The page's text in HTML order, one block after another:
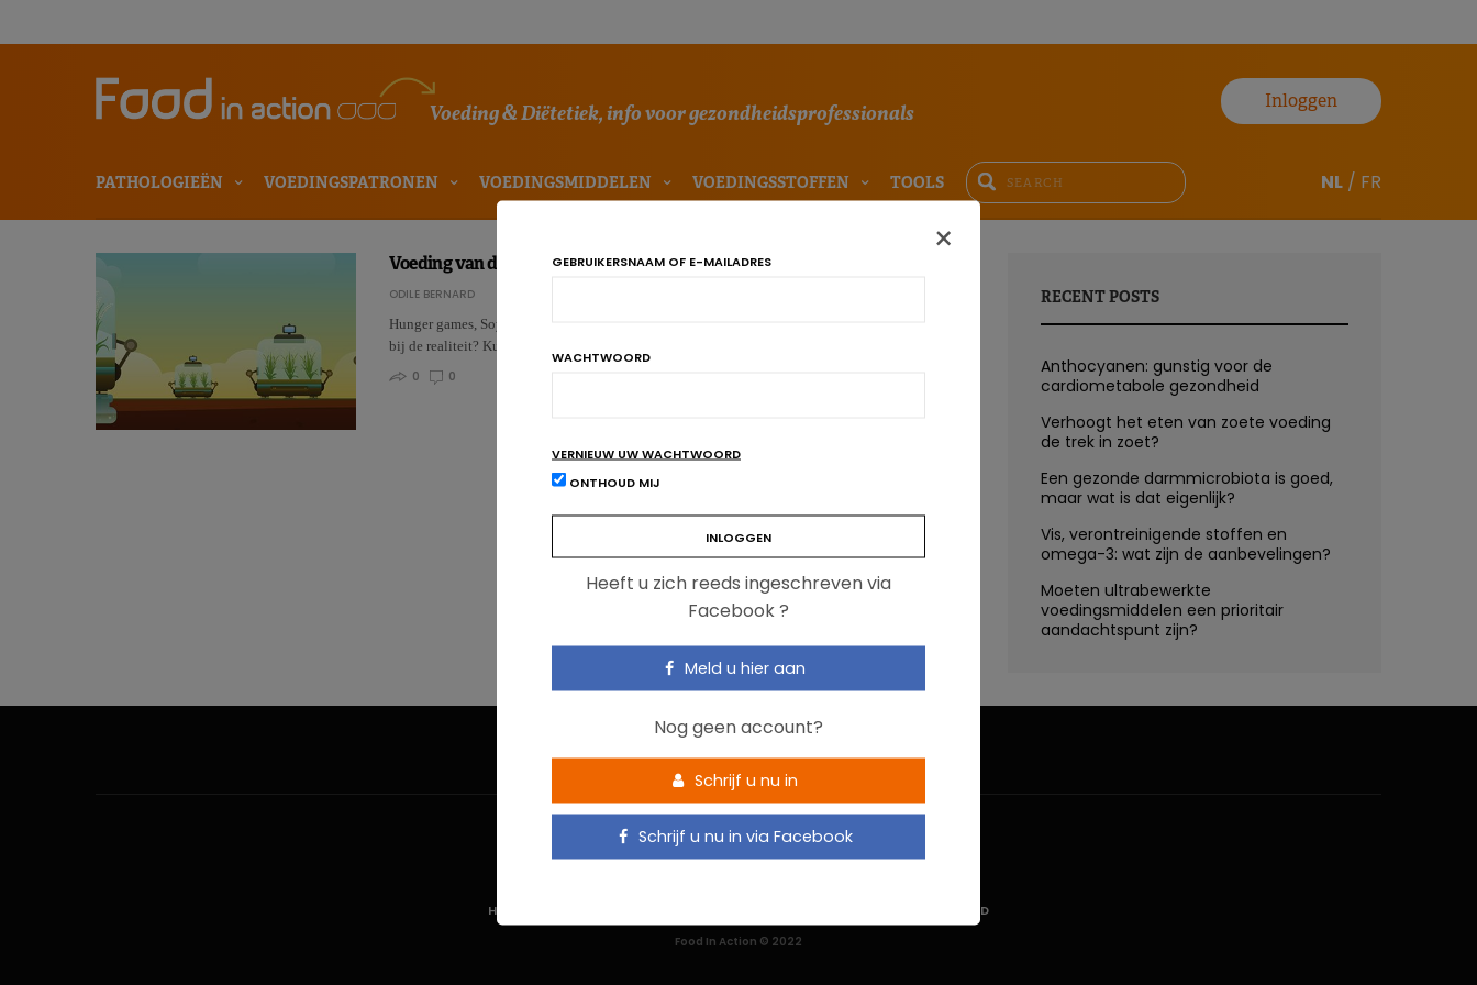
Voeding & Diëtetiek, info voor gezondheidsprofessionals
Inloggen
PATHOLOGIEËN VOEDINGSPATRONEN VOEDINGSMIDDELEN VOEDINGSSTOFFEN TOOLS NL / FR
Voeding van de toekomst: science fiction op ons bord
ODILE BERNARD
Hunger games, Soylent Green, Eraserhead,… Hoe dicht staan science fiction films en boeken
bij de realiteit? Kunnen ze ons iets leren over voeding van de to…
0
0
RECENT POSTS
Anthocyanen: gunstig voor de
cardiometabole gezondheid
Verhoogt het eten van zoete voeding
de trek in zoet?
Een gezonde darmmicrobiota is goed,
maar wat is dat eigenlijk?
Vis, verontreinigende stoffen en
omega-3: wat zijn de aanbevelingen?
Moeten ultrabewerkte
voedingsmiddelen een prioritair
aandachtspunt zijn?
×
GEBRUIKERSNAAM OF E-MAILADRES
WACHTWOORD
VERNIEUW UW WACHTWOORD
ONTHOUD MIJ
Heeft u zich reeds ingeschreven via
Facebook ?
Meld u hier aan
Nog geen account?
Schrijf u nu in
Schrijf u nu in via Facebook
HOME PRIVACYBELEID
Food In Action © 2022